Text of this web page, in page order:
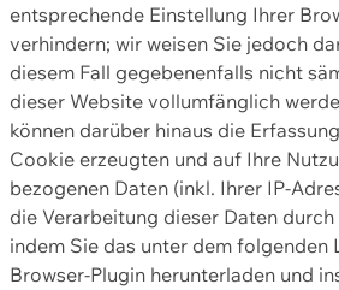
entsprechende Einstellung Ihrer
verhindern; wir weisen Sie jedoch
diesem Fall gegebenenfalls nicht
dieser Website vollumfänglich
können darüber hinaus die
Cookie erzeugten und auf Ihre
bezogenen Daten (inkl. Ihrer IP-
die Verarbeitung dieser Daten
indem Sie das unter dem folgenden
Browser-Plugin herunterladen und